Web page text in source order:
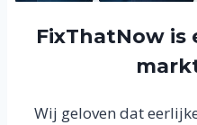
FixThatNow is
Wij geloven dat